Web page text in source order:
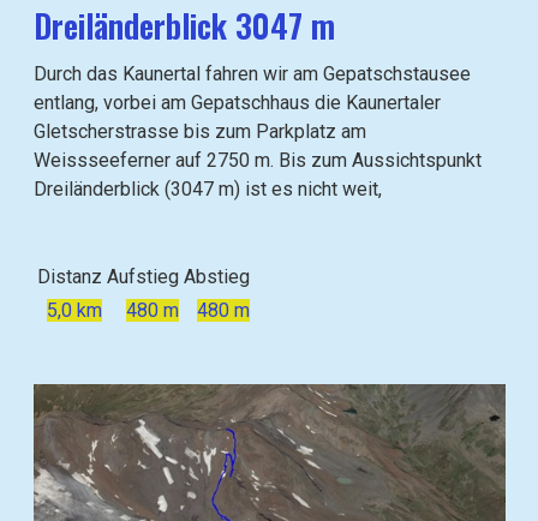
Dreiländerblick 3047 m
Durch das Kaunertal fahren wir am Gepatschstausee
entlang, vorbei am Gepatschhaus die Kaunertaler
Gletscherstrasse bis zum Parkplatz am
Weissseeferner auf 2750 m. Bis zum Aussichtspunkt
Dreiländerblick (3047 m) ist es nicht weit,
Distanz Aufstieg Abstieg
5,0 km
480 m 480 m